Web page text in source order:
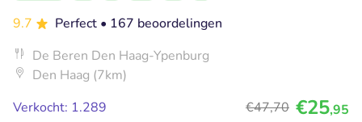
9.7
Perfect • 167 beoordelingen
De Beren Den Haag-Ypenburg
Den Haag (7km)
Verkocht: 1.289
€47,70 €25,95